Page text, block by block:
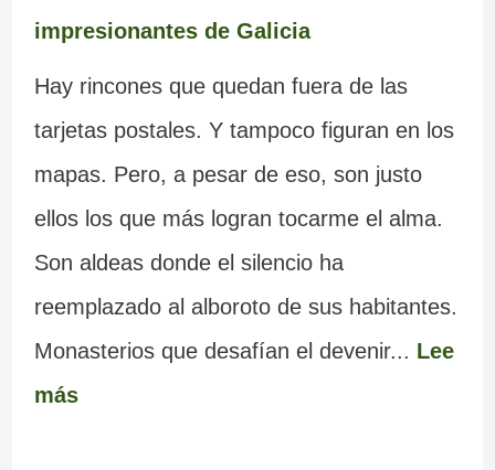
impresionantes de Galicia
Hay rincones que quedan fuera de las
tarjetas postales. Y tampoco figuran en los
mapas. Pero, a pesar de eso, son justo
ellos los que más logran tocarme el alma.
Son aldeas donde el silencio ha
reemplazado al alboroto de sus habitantes.
Monasterios que desafían el devenir... Lee
más